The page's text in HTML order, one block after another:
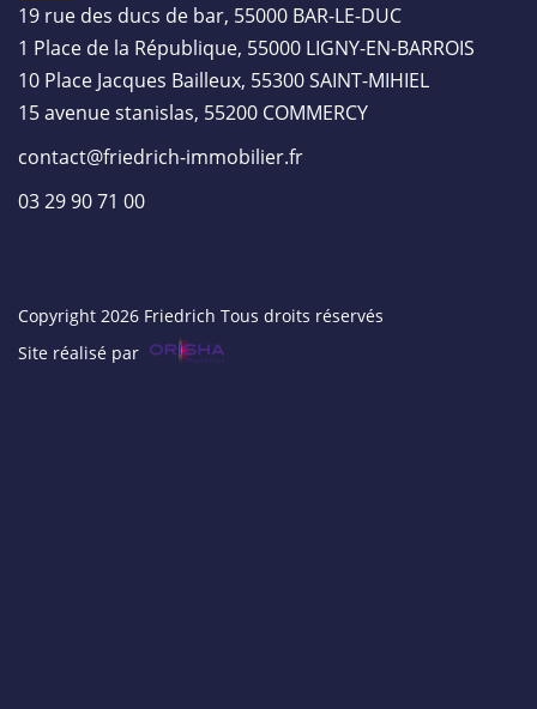
19 rue des ducs de bar, 55000 BAR-LE-DUC
1 Place de la République, 55000 LIGNY-EN-BARROIS
10 Place Jacques Bailleux, 55300 SAINT-MIHIEL
15 avenue stanislas, 55200 COMMERCY
contact@friedrich-immobilier.fr
03 29 90 71 00
Copyright 2026 Friedrich Tous droits réservés
Site réalisé par